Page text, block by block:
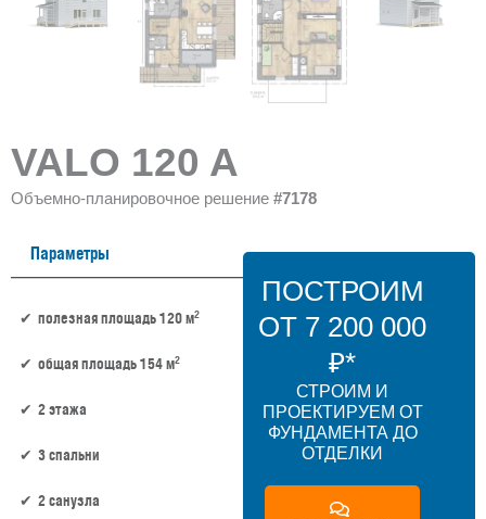
VALO 120 A
Объемно-планировочное решение #7178
Параметры
полезная площадь 120 м2
общая площадь 154 м2
2 этажа
3 спальни
2 санузла
ПОСТРОИМ
ОТ 7 200 000
₽*
СТРОИМ И
ПРОЕКТИРУЕМ ОТ
ФУНДАМЕНТА ДО
ОТДЕЛКИ